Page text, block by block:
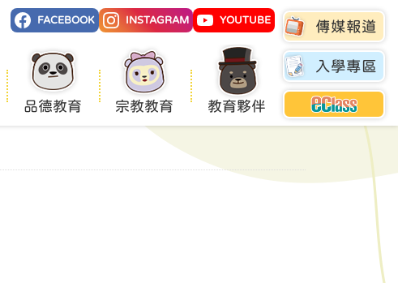
傳媒報道
入學專區
FACEBOOK INSTAGRAM YOUTUBE
品德教育 宗教教育 教育夥伴